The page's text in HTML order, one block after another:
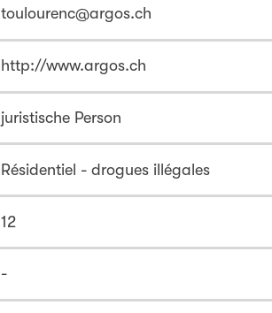
toulourenc@argos.ch
http://www.argos.ch
juristische Person
Résidentiel - drogues illégales
12
-